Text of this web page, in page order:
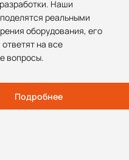
Наши
реальными
оборудования, его
на все
вопросы.
Подробнее